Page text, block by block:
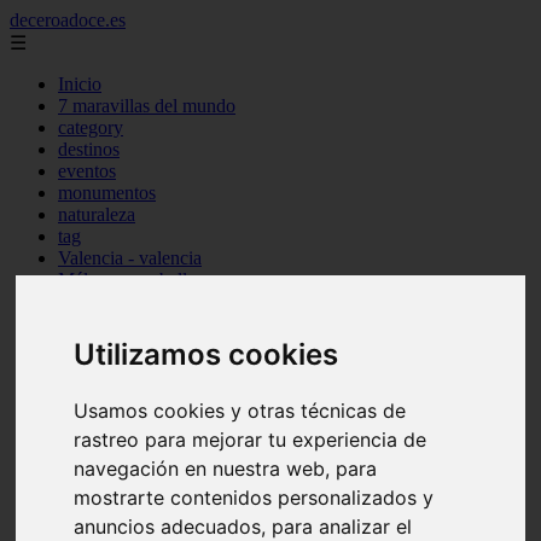
Utilizamos cookies
Usamos cookies y otras técnicas de
rastreo para mejorar tu experiencia de
navegación en nuestra web, para
mostrarte contenidos personalizados y
anuncios adecuados, para analizar el
deceroadoce.es
☰
Inicio
7 maravillas del mundo
category
destinos
eventos
monumentos
naturaleza
tag
Valencia - valencia
Málaga - marbella
Sevilla - bormujos
Santa-cruz-de-tenerife - santiago-del-teide
Murcia - murcia
Alicante - benidorm
Alicante - finestrat
Almería - mojácar
Alicante - orihuela
Huesca - jaca